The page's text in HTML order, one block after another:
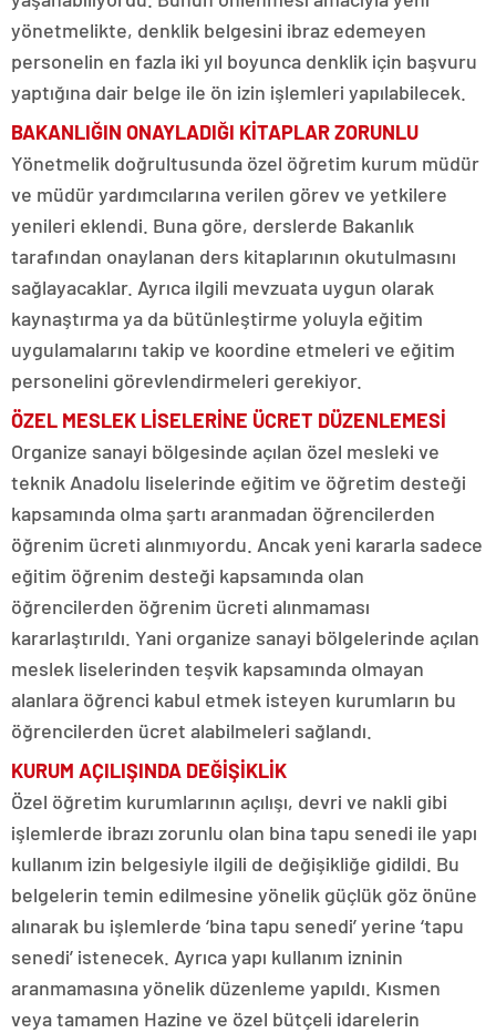
yönetmelikte, denklik belgesini ibraz edemeyen
personelin en fazla iki yıl boyunca denklik için başvuru
yaptığına dair belge ile ön izin işlemleri yapılabilecek.
BAKANLIĞIN ONAYLADIĞI KİTAPLAR ZORUNLU
Yönetmelik doğrultusunda özel öğretim kurum müdür
ve müdür yardımcılarına verilen görev ve yetkilere
yenileri eklendi. Buna göre, derslerde Bakanlık
tarafından onaylanan ders kitaplarının okutulmasını
sağlayacaklar. Ayrıca ilgili mevzuata uygun olarak
kaynaştırma ya da bütünleştirme yoluyla eğitim
uygulamalarını takip ve koordine etmeleri ve eğitim
personelini görevlendirmeleri gerekiyor.
ÖZEL MESLEK LİSELERİNE ÜCRET DÜZENLEMESİ
Organize sanayi bölgesinde açılan özel mesleki ve
teknik Anadolu liselerinde eğitim ve öğretim desteği
kapsamında olma şartı aranmadan öğrencilerden
öğrenim ücreti alınmıyordu. Ancak yeni kararla sadece
eğitim öğrenim desteği kapsamında olan
öğrencilerden öğrenim ücreti alınmaması
kararlaştırıldı. Yani organize sanayi bölgelerinde açılan
meslek liselerinden teşvik kapsamında olmayan
alanlara öğrenci kabul etmek isteyen kurumların bu
öğrencilerden ücret alabilmeleri sağlandı.
KURUM AÇILIŞINDA DEĞİŞİKLİK
Özel öğretim kurumlarının açılışı, devri ve nakli gibi
işlemlerde ibrazı zorunlu olan bina tapu senedi ile yapı
kullanım izin belgesiyle ilgili de değişikliğe gidildi. Bu
belgelerin temin edilmesine yönelik güçlük göz önüne
alınarak bu işlemlerde ‘bina tapu senedi’ yerine ‘tapu
senedi’ istenecek. Ayrıca yapı kullanım izninin
aranmamasına yönelik düzenleme yapıldı. Kısmen
veya tamamen Hazine ve özel bütçeli idarelerin